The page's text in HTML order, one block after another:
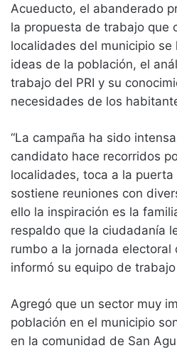
Acueducto, el abanderado
la propuesta de trabajo que
localidades del municipio se
ideas de la población, el
trabajo del PRI y su
necesidades de los
“La campaña ha sido
candidato hace recorridos
localidades, toca a la
sostiene reuniones con
ello la inspiración es la
respaldo que la ciudadanía
rumbo a la jornada electoral
informó su equipo de
Agregó que un sector muy
población en el municipio
en la comunidad de San